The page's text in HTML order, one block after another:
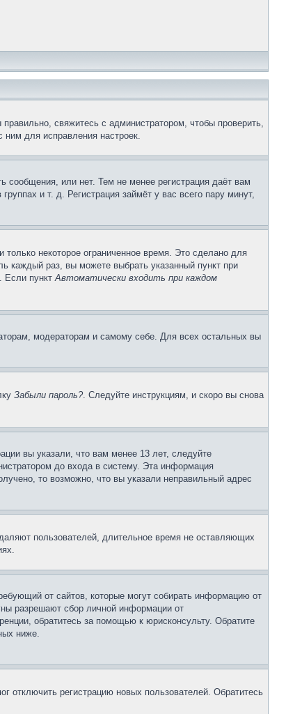
свяжитесь с администратором, чтобы проверить,
для исправления настроек.
сообщения, или нет. Тем не менее регистрация даёт вам
и т. д. Регистрация займёт у вас всего пару минут,
некоторое ограниченное время. Это сделано для
каждый раз, вы можете выбрать указанный пункт при
Если пунктАвтоматически входить при каждом
модераторам и самому себе. Для всех остальных вы
Забыли пароль?. Следуйте инструкциям, и скоро вы снова
вы указали, что вам менее 13 лет, следуйте
до входа в систему. Эта информация
то возможно, что вы указали неправильный адрес
пользователей, длительное время не оставляющих
от сайтов, которые могут собирать информацию от
разрешают сбор личной информации от
обратитесь за помощью к юрисконсульту. Обратите
ниже.
отключить регистрацию новых пользователей. Обратитесь